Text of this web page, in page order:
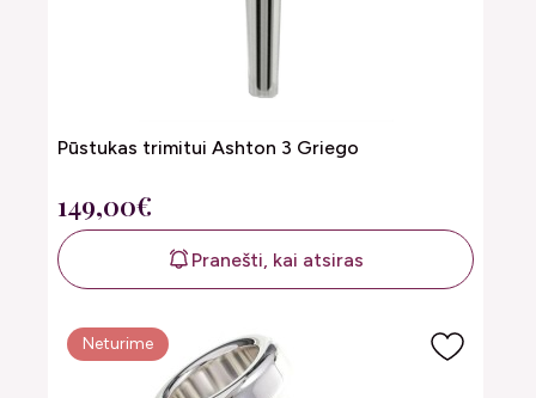
Pūstukas trimitui Ashton 3 Griego
149,00€
Pranešti, kai atsiras
Neturime